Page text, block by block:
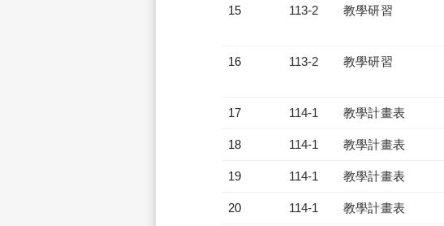
15 113-2 教學研習
16 113-2 教學研習
17 114-1 教學計畫表
18 114-1 教學計畫表
19 114-1 教學計畫表
20 114-1 教學計畫表